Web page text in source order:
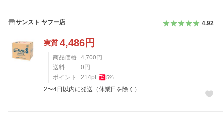
サンスト ヤフー店 4.92
実質 4,486円
商品価格 4,700 円
送料
0 円
ポイント
214pt 5%
2〜4日以内に発送（休業日を除く）